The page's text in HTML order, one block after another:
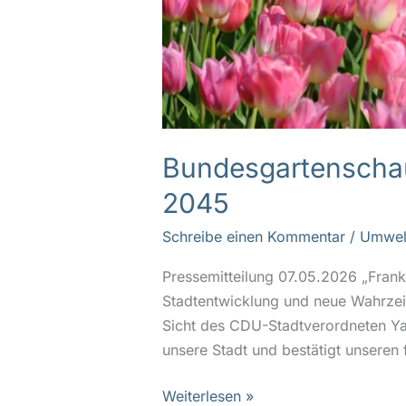
2045
Schreibe einen Kommentar /
Pressemitteilung 07.05.2026
Stadtentwicklung und neue
Sicht des CDU-Stadtverordneten
unsere Stadt und bestätigt
Weiterlesen »